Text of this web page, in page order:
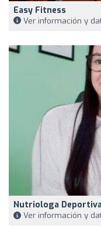
Easy Fitness
Ver información y
Nutriologa
Ver información y